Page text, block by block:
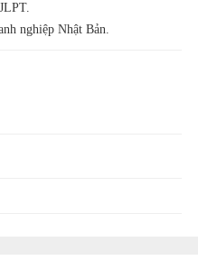
nghiệp Nhật Bản.